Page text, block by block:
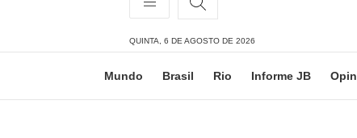
QUINTA, 6 DE AGOSTO DE 2026
Mundo Brasil Rio Informe JB